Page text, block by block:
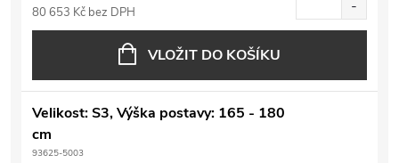
80 653 Kč bez DPH
VLOŽIT DO KOŠÍKU
Velikost: S3, Výška postavy: 165 - 180
cm
93625-5003